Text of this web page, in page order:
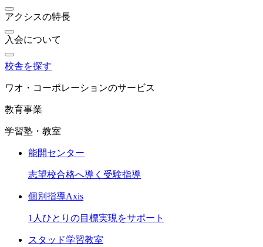
アクシスの特長
入会について
校舎を探す
ワオ・コーポレーションのサービス
教育事業
学習塾・教室
能開センター
志望校合格へ導く受験指導
個別指導Axis
1人ひとりの目標実現をサポート
スタッド学習教室